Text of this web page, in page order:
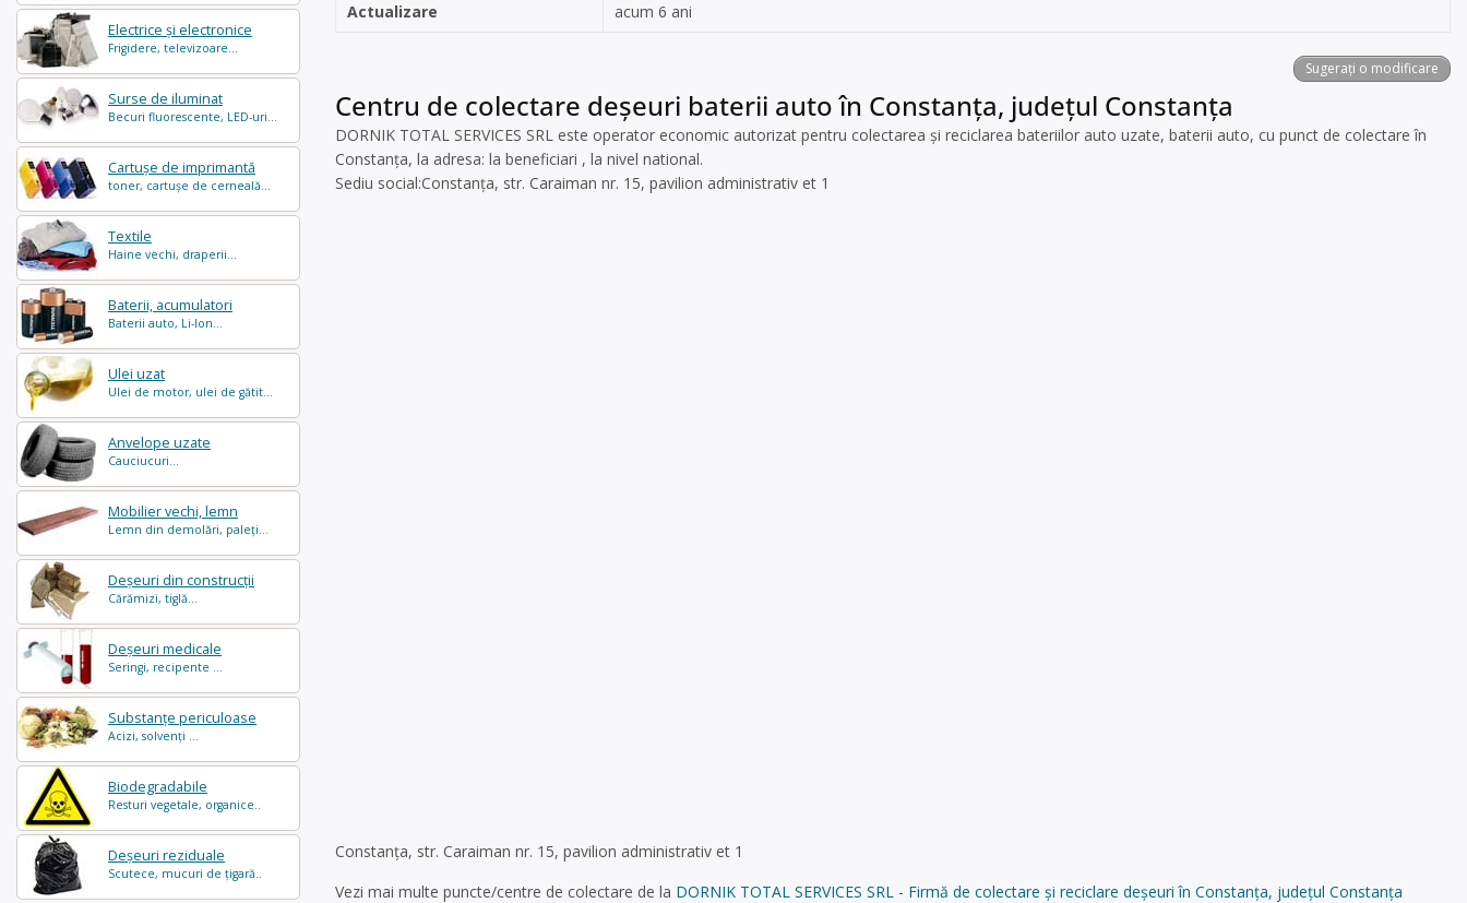
Electrice și electronice
Frigidere, televizoare...
Surse de iluminat
Becuri fluorescente, LED-uri...
Cartușe de imprimantă
toner, cartușe de cerneală...
Textile
Haine vechi, draperii...
Baterii, acumulatori
Baterii auto, Li-Ion...
Ulei uzat
Ulei de motor, ulei de gătit...
Anvelope uzate
Cauciucuri...
Mobilier vechi, lemn
Lemn din demolări, paleți...
Deșeuri din construcții
Cărămizi, tiglă...
Deșeuri medicale
Seringi, recipente ...
Substanțe periculoase
Acizi, solvenți ...
Biodegradabile
Resturi vegetale, organice..
Deșeuri reziduale
Scutece, mucuri de țigară..
Actualizare
acum 6 ani
Sugerați o modificare
Centru de colectare deșeuri baterii auto în Constanța, județul Constanța
DORNIK TOTAL SERVICES SRL este operator economic autorizat pentru colectarea și reciclarea bateriilor auto uzate, baterii auto, cu punct de colectare în
Constanța, la adresa: la beneficiari , la nivel national.
Sediu social:Constanța, str. Caraiman nr. 15, pavilion administrativ et 1
Constanța, str. Caraiman nr. 15, pavilion administrativ et 1
Vezi mai multe puncte/centre de colectare de la DORNIK TOTAL SERVICES SRL - Firmă de colectare și reciclare deșeuri în Constanța, județul Constanța